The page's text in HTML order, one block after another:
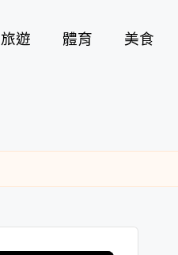
旅遊 體育 美食